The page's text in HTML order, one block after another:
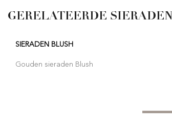
GERELATEERDE SIERADEN
SIERADEN BLUSH
Gouden sieraden Blush